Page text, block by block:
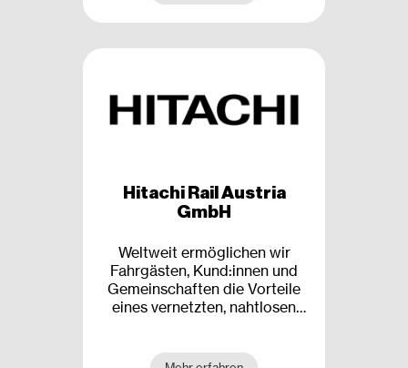
Hitachi Rail Austria
GmbH
Weltweit ermöglichen wir
Fahrgästen, Kund:innen und
Gemeinschaften die Vorteile
eines vernetzten, nahtlosen
Mitarbeiter:innen in über 50